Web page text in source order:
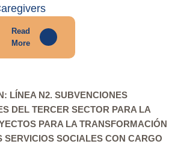
Read
More
LÍNEA N2. SUBVENCIONES
DEL TERCER SECTOR PARA LA
PARA LA TRANSFORMACIÓN
SERVICIOS SOCIALES CON CARGO